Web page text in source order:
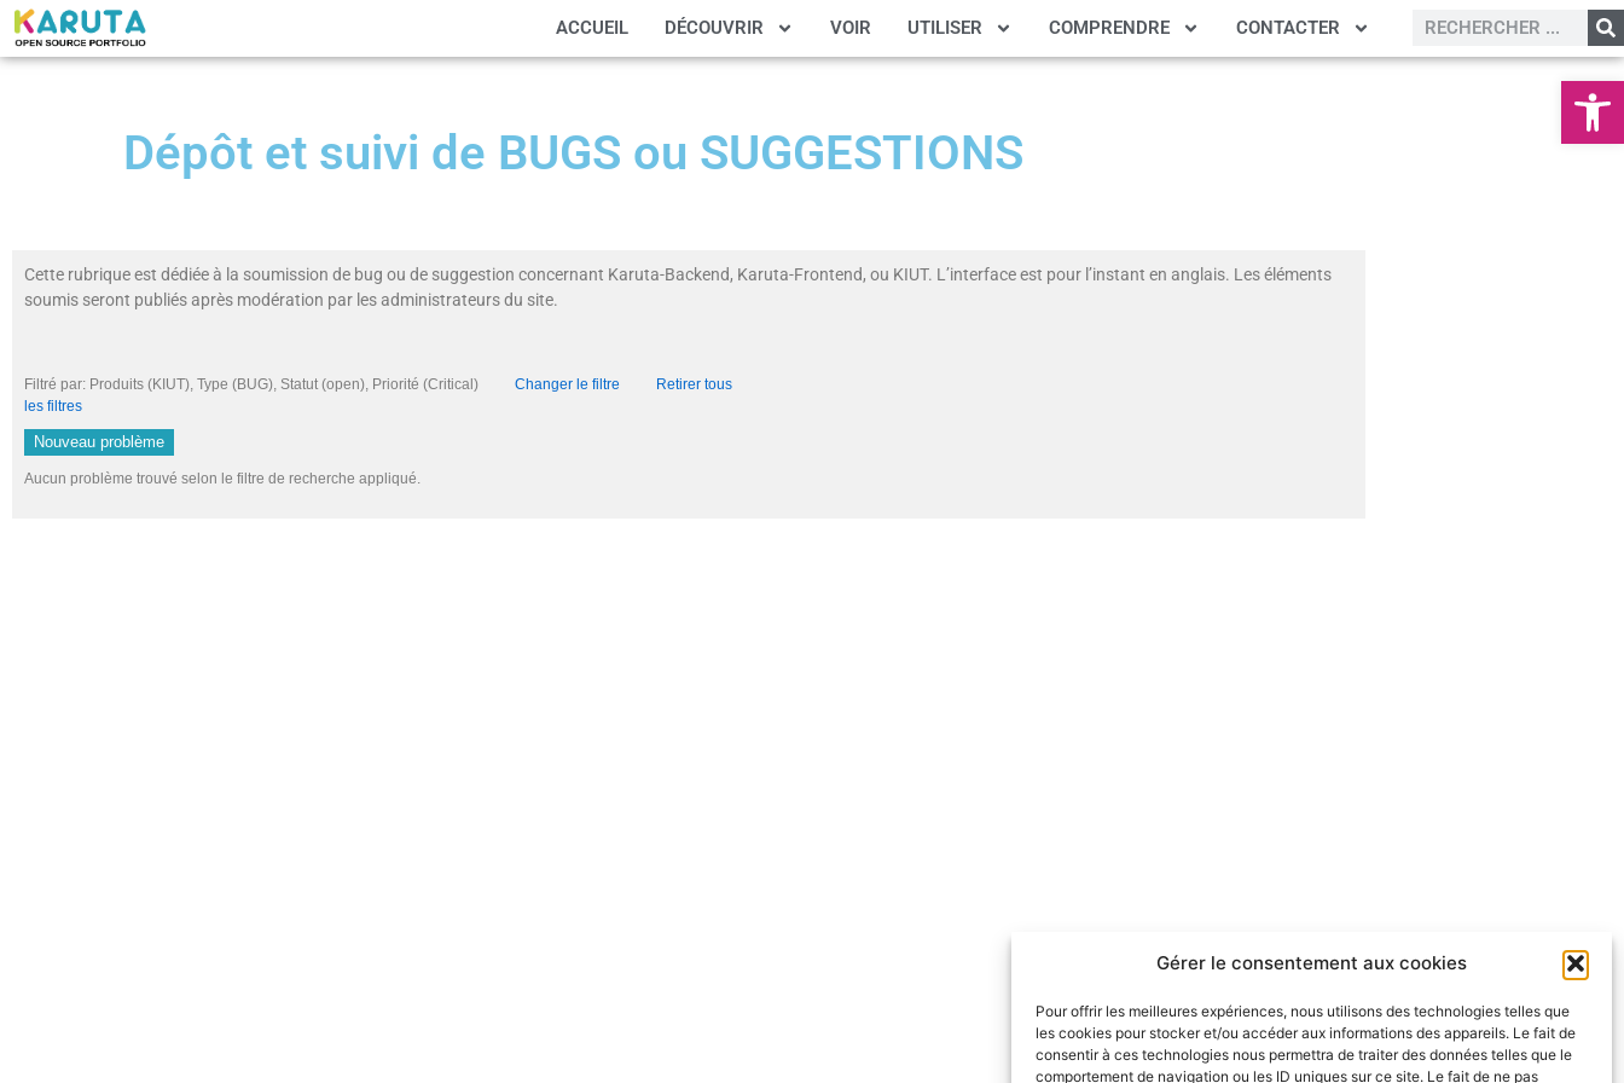
Ouvrir
Gérer le consentement aux cookies
Pour offrir les meilleures expériences, nous utilisons des technologies telles que
les cookies pour stocker et/ou accéder aux informations des appareils. Le fait de
consentir à ces technologies nous permettra de traiter des données telles que le
comportement de navigation ou les ID uniques sur ce site. Le fait de ne pas
ACCUEIL DÉCOUVRIR VOIR UTILISER COMPRENDRE CONTACTER
Dépôt et suivi de BUGS ou SUGGESTIONS
Cette rubrique est dédiée à la soumission de bug ou de suggestion concernant Karuta-Backend, Karuta-Frontend, ou KIUT. L’interface est pour l’instant en anglais. Les éléments
soumis seront publiés après modération par les administrateurs du site.
Filtré par: Produits (KIUT), Type (BUG), Statut (open), Priorité (Critical) Changer le filtre
Retirer tous
les filtres
Nouveau problème
Aucun problème trouvé selon le filtre de recherche appliqué.